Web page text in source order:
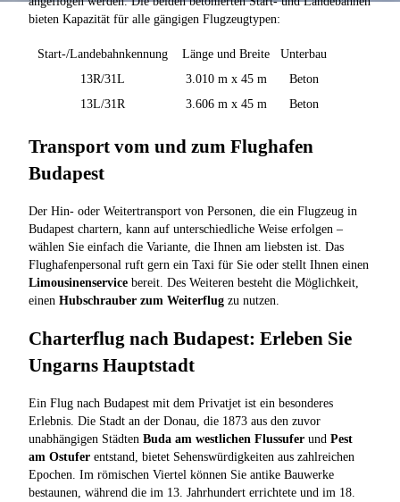
bieten Kapazität für alle gängigen Flugzeugtypen:
Start-/Landebahnkennung Länge und Breite
Unterbau
13R/31L
3.010 m x 45 m
Beton
13L/31R
3.606 m x 45 m Beton
Transport vom und zum Flughafen
Budapest
Der Hin- oder Weitertransport von Personen, die ein Flugzeug in
Budapest chartern, kann auf unterschiedliche Weise erfolgen –
wählen Sie einfach die Variante, die Ihnen am liebsten ist. Das
Flughafenpersonal ruft gern ein Taxi für Sie oder stellt Ihnen einen
Limousinenservice bereit. Des Weiteren besteht die Möglichkeit,
einen Hubschrauber zum Weiterflug zu nutzen.
Charterflug nach Budapest: Erleben Sie
Ungarns Hauptstadt
Ein Flug nach Budapest mit dem Privatjet ist ein besonderes
Erlebnis. Die Stadt an der Donau, die 1873 aus den zuvor
unabhängigen Städten Buda am westlichen Flussufer und Pest
am Ostufer entstand, bietet Sehenswürdigkeiten aus zahlreichen
Epochen. Im römischen Viertel können Sie antike Bauwerke
bestaunen, während die im 13. Jahrhundert errichtete und im 18.